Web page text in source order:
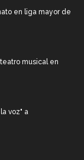
en liga mayor de
musical en
voz" a